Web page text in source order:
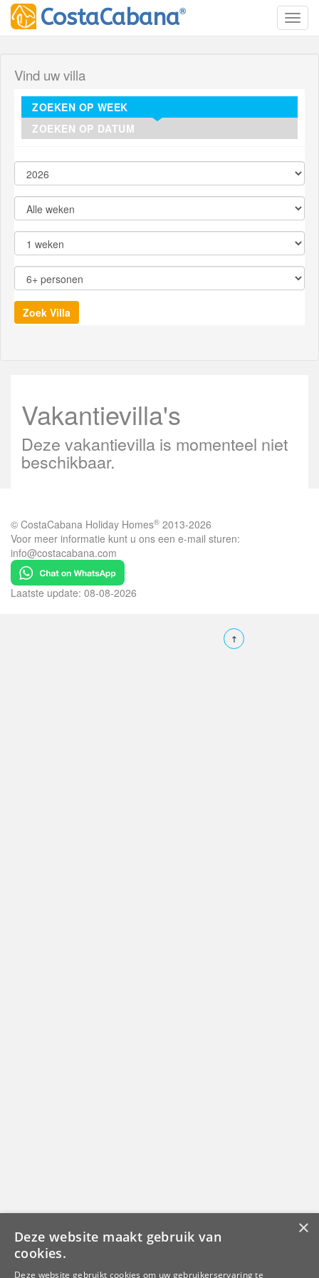
CostaCabana®
Vind uw villa
ZOEKEN OP WEEK
ZOEKEN OP DATUM
Vakantievilla's
Deze vakantievilla is momenteel niet
beschikbaar.
© CostaCabana Holiday Homes® 2013-2026
Voor meer informatie kunt u ons een e-mail sturen:
info@costacabana.com
Laatste update: 08-08-2026
×
Deze website maakt gebruik van
cookies.
Deze website gebruikt cookies om uw gebruikerservaring te